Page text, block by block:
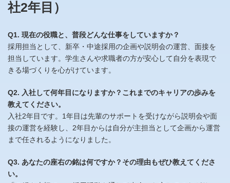
社2年目）
Q1. 現在の役職と、普段どんな仕事をしていますか？
採用担当として、新卒・中途採用の企画や説明会の運営、面接を
担当しています。学生さんや求職者の方が安心して自分を表現で
きる場づくりを心がけています。
Q2. 入社して何年目になりますか？これまでのキャリアの歩みを
教えてください。
入社2年目です。1年目は先輩のサポートを受けながら説明会や面
接の運営を経験し、2年目からは自分が主担当として企画から運営
まで任されるようになりました。
Q3. あなたの座右の銘は何ですか？その理由もぜひ教えてくださ
い。